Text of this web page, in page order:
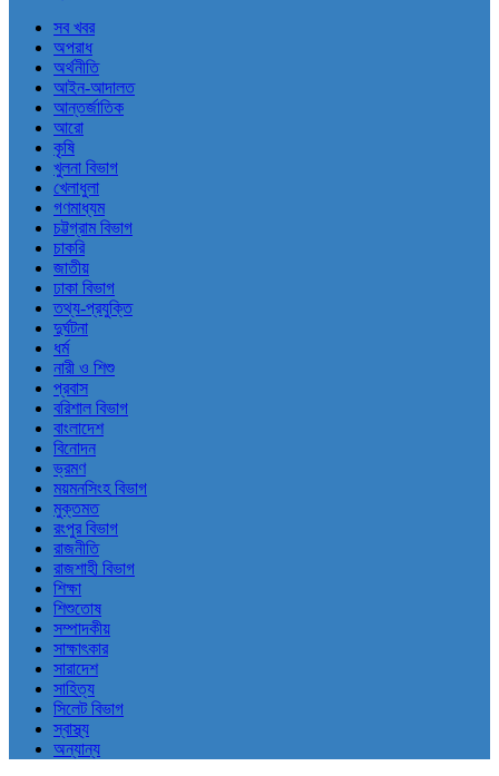
সব খবর
অপরাধ
অর্থনীতি
আইন-আদালত
আন্তর্জাতিক
আরো
কৃষি
খুলনা বিভাগ
খেলাধুলা
গণমাধ্যম
চট্টগ্রাম বিভাগ
চাকরি
জাতীয়
ঢাকা বিভাগ
তথ্য-প্রযুক্তি
দুর্ঘটনা
ধর্ম
নারী ও শিশু
প্রবাস
বরিশাল বিভাগ
বাংলাদেশ
বিনোদন
ভ্রমণ
ময়মনসিংহ বিভাগ
মুক্তমত
রংপুর বিভাগ
রাজনীতি
রাজশাহী বিভাগ
শিক্ষা
শিশুতোষ
সম্পাদকীয়
সাক্ষাৎকার
সারাদেশ
সাহিত্য
সিলেট বিভাগ
স্বাস্থ্য
অন্যান্য